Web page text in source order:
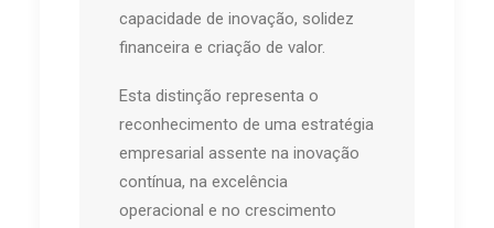
capacidade de inovação, solidez
financeira e criação de valor.
Esta distinção representa o
reconhecimento de uma estratégia
empresarial assente na inovação
contínua, na excelência
operacional e no crescimento